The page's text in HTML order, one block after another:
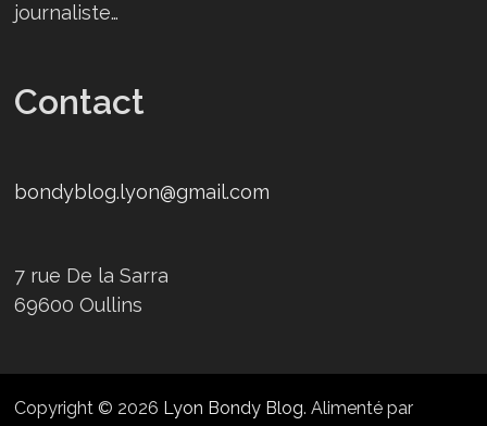
journaliste…
Contact
bondyblog.lyon@gmail.com
7 rue De la Sarra
69600 Oullins
Copyright © 2026 Lyon Bondy Blog. Alimenté par